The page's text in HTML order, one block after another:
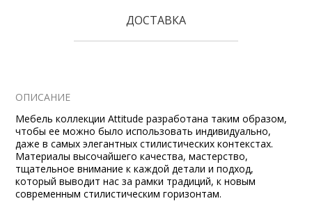
ДОСТАВКА
ОПИСАНИЕ
Мебель коллекции Attitude разработана таким образом,
чтобы ее можно было использовать индивидуально,
даже в самых элегантных стилистических контекстах.
Материалы высочайшего качества, мастерство,
тщательное внимание к каждой детали и подход,
который выводит нас за рамки традиций, к новым
современным стилистическим горизонтам.